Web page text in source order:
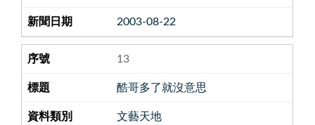
2003-08-22
13
酷哥多了就沒意思
文藝天地